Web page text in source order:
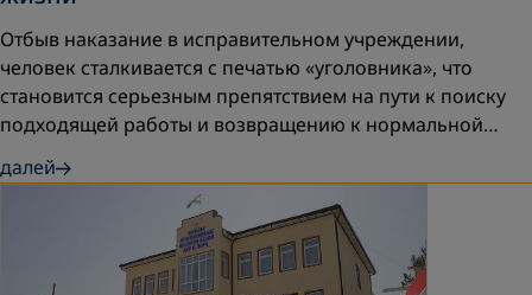
Отбыв наказание в исправительном учреждении,
человек сталкивается с печатью «уголовника», что
становится серьезным препятствием на пути к поиску
подходящей работы и возвращению к нормальной…
далей